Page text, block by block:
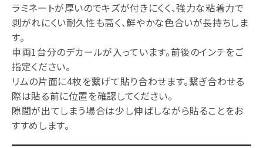
ラミネートが厚いのでキズが付きにくく、強力な粘着力で
剥がれにくい耐久性も高く、鮮やかな色合いが長持ちしま
す。
車両1台分のデカールが入っています。前後のインチをご
指定ください。
リムの片面に4枚を繋げて貼り合わせます。繋ぎ合わせる
際は貼る前に位置を確認してください。
隙間が出てしまう場合は少し伸ばしながら貼ることをお
すすめします。